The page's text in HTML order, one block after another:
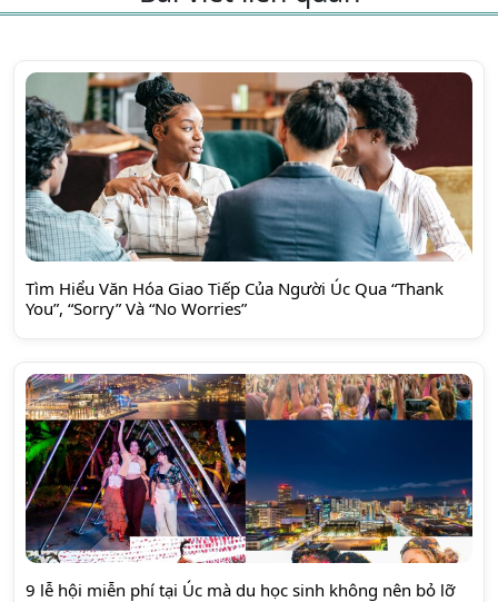
Tìm Hiểu Văn Hóa Giao Tiếp Của Người Úc Qua “Thank
You”, “Sorry” Và “No Worries”
9 lễ hội miễn phí tại Úc mà du học sinh không nên bỏ lỡ